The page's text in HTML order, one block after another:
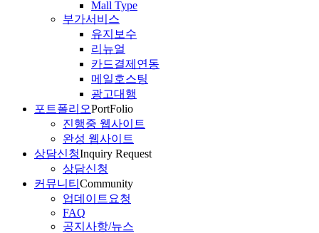
Mall Type
부가서비스
유지보수
리뉴얼
카드결제연동
메일호스팅
광고대행
포트폴리오PortFolio
진행중 웹사이트
완성 웹사이트
상담신청Inquiry Request
상담신청
커뮤니티 Community
업데이트요청
FAQ
공지사항/뉴스